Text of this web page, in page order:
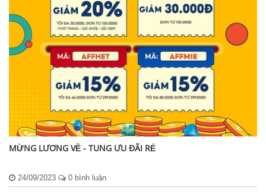
MỪNG LƯƠNG VỀ - TUNG ƯU ĐÃI RẺ
24/09/2023 0 bình luận